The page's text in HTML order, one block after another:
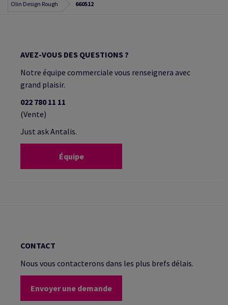
Olin Design Rough 660512
AVEZ-VOUS DES QUESTIONS ?
Notre équipe commerciale vous renseignera avec
grand plaisir.
022 780 11 11
(Vente)
Just ask Antalis.
Équipe
CONTACT
Nous vous contacterons dans les plus brefs délais.
Envoyer une demande